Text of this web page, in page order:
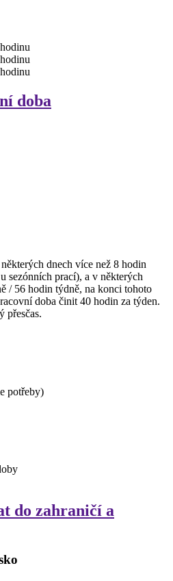
doba
dnech více než 8 hodin
sezónních prací), a v některých
/ 56 hodin týdně, na konci tohoto
doba činit 40 hodin za týden.
přesčas.
potřeby)
do zahraničí a